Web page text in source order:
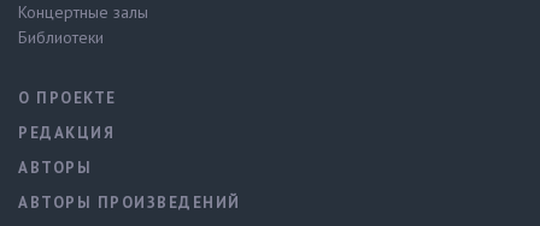
Концертные залы
Библиотеки
О ПРОЕКТЕ
РЕДАКЦИЯ
АВТОРЫ
АВТОРЫ ПРОИЗВЕДЕНИЙ